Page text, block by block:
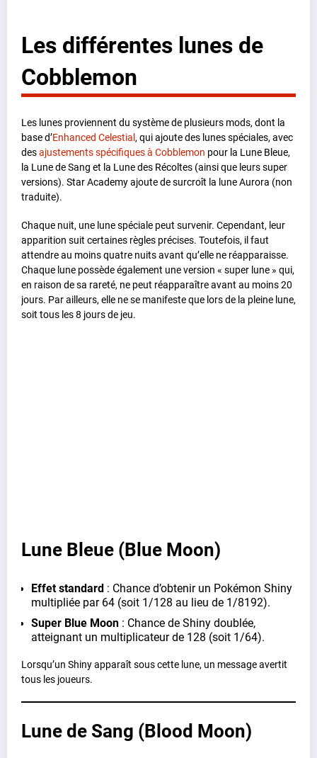
Les différentes lunes de
Cobblemon
Les lunes proviennent du système de plusieurs mods, dont la
base d’Enhanced Celestial, qui ajoute des lunes spéciales, avec
desajustements spécifiques à Cobblemon pour la Lune Bleue,
la Lune de Sang et la Lune des Récoltes (ainsi que leurs super
versions). Star Academy ajoute de surcroît la lune Aurora (non
traduite).
Chaque nuit, une lune spéciale peut survenir. Cependant, leur
apparition suit certaines règles précises. Toutefois, il faut
attendre au moins quatre nuits avant qu’elle ne réapparaisse.
Chaque lune possède également une version « super lune » qui,
en raison de sa rareté, ne peut réapparaître avant au moins 20
jours. Par ailleurs, elle ne se manifeste que lors de la pleine lune,
soit tous les 8 jours de jeu.
Lune Bleue (Blue Moon)
Effet standard : Chance d’obtenir un Pokémon Shiny
multipliée par 64 (soit 1/128 au lieu de 1/8192).
Super Blue Moon: Chance de Shiny doublée,
atteignant un multiplicateur de 128 (soit 1/64).
Lorsqu’un Shiny apparaît sous cette lune, un message avertit
tous les joueurs.
Lune de Sang (Blood Moon)